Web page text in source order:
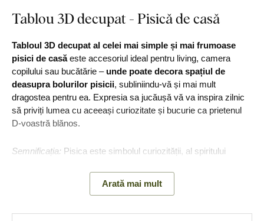
Tablou 3D decupat - Pisică de casă
Tabloul 3D decupat al celei mai simple și mai frumoase
pisici de casăeste accesoriul ideal pentru living, camera
copilului sau bucătărie – unde poate decora spațiul de
deasupra bolurilor pisicii, subliniindu-vă și mai mult
dragostea pentru ea. Expresia sa jucăușă vă va inspira zilnic
să priviți lumea cu aceeași curiozitate și bucurie ca prietenul
D-voastră blănos.
Semnificația: Pisica este simbolul curiozității, al spiritului
Principalele avantaje ale produsului:
Arată mai mult